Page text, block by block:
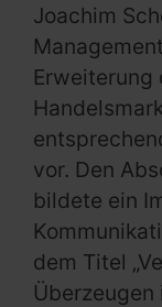
Joachim
Erweiterung
vor. Den
bildete ein
dem Titel
Überzeugen